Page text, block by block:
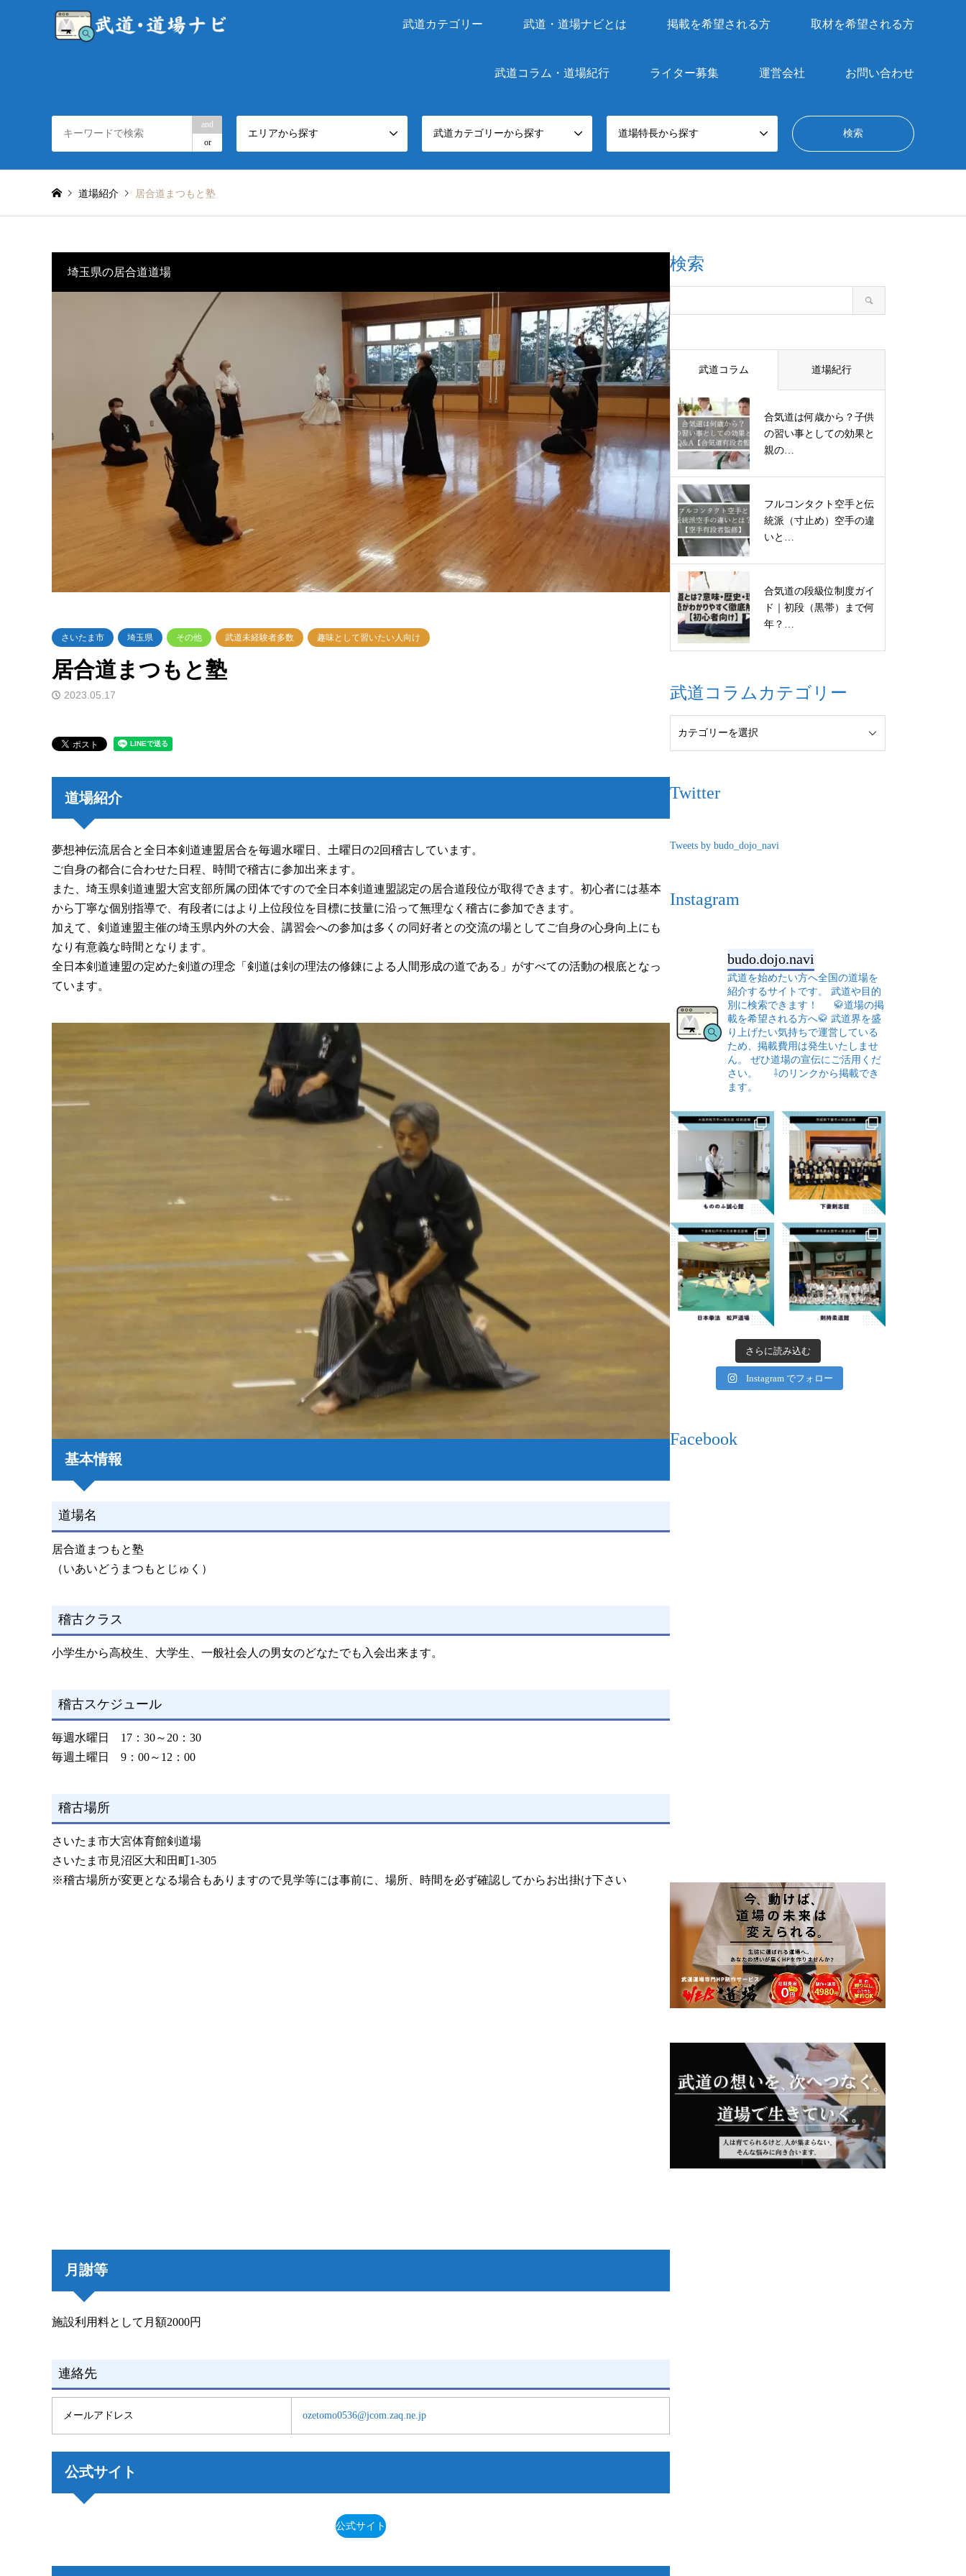
武道カテゴリー 武道・道場ナビとは 掲載を希望される方 取材を希望される方
武道コラム・道場紀行 ライター募集 運営会社 お問い合わせ
and
or
エリアから探す 武道カテゴリーから探す 道場特長から探す
道場紹介 居合道まつもと塾
埼玉県の居合道道場
さいたま市 埼玉県 その他 武道未経験者多数 趣味として習いたい人向け
居合道まつもと塾
2023.05.17
道場紹介
夢想神伝流居合と全日本剣道連盟居合を毎週水曜日、土曜日の2回稽古しています。
ご自身の都合に合わせた日程、時間で稽古に参加出来ます。
また、埼玉県剣道連盟大宮支部所属の団体ですので全日本剣道連盟認定の居合道段位が取得できます。初心者には基本
から丁寧な個別指導で、有段者にはより上位段位を目標に技量に沿って無理なく稽古に参加できます。
加えて、剣道連盟主催の埼玉県内外の大会、講習会への参加は多くの同好者との交流の場としてご自身の心身向上にも
なり有意義な時間となります。
全日本剣道連盟の定めた剣道の理念「剣道は剣の理法の修錬による人間形成の道である」がすべての活動の根底となっ
ています。
基本情報
道場名
居合道まつもと塾
（いあいどうまつもとじゅく）
稽古クラス
小学生から高校生、大学生、一般社会人の男女のどなたでも入会出来ます。
稽古スケジュール
毎週水曜日 17：30～20：30
毎週土曜日 9：00～12：00
稽古場所
さいたま市大宮体育館剣道場
さいたま市見沼区大和田町1-305
※稽古場所が変更となる場合もありますので見学等には事前に、場所、時間を必ず確認してからお出掛け下さい
月謝等
施設利用料として月額2000円
連絡先
メールアドレス ozetomo0536@jcom.zaq.ne.jp
公式サイト
公式サイト
検索
武道コラム 道場紀行
合気道は何歳から？子供
の習い事としての効果と
親の…
フルコンタクト空手と伝
統派（寸止め）空手の違
いと…
合気道の段級位制度ガイ
ド｜初段（黒帯）まで何
年？…
武道コラムカテゴリー
Twitter
Tweets by budo_dojo_navi
Instagram
budo.dojo.navi
武道を始めたい方へ全国の道場を
紹介するサイトです。
武道や目的
別に検索できます！
🥋道場の掲
載を希望される方へ🥋 武道界を盛
り上げたい気持ちで運営している
ため、掲載費用は発生いたしませ
ん。
ぜひ道場の宣伝にご活用くだ
さい。
⇩のリンクから掲載でき
ます。
さらに読み込む
Instagram でフォロー
Facebook